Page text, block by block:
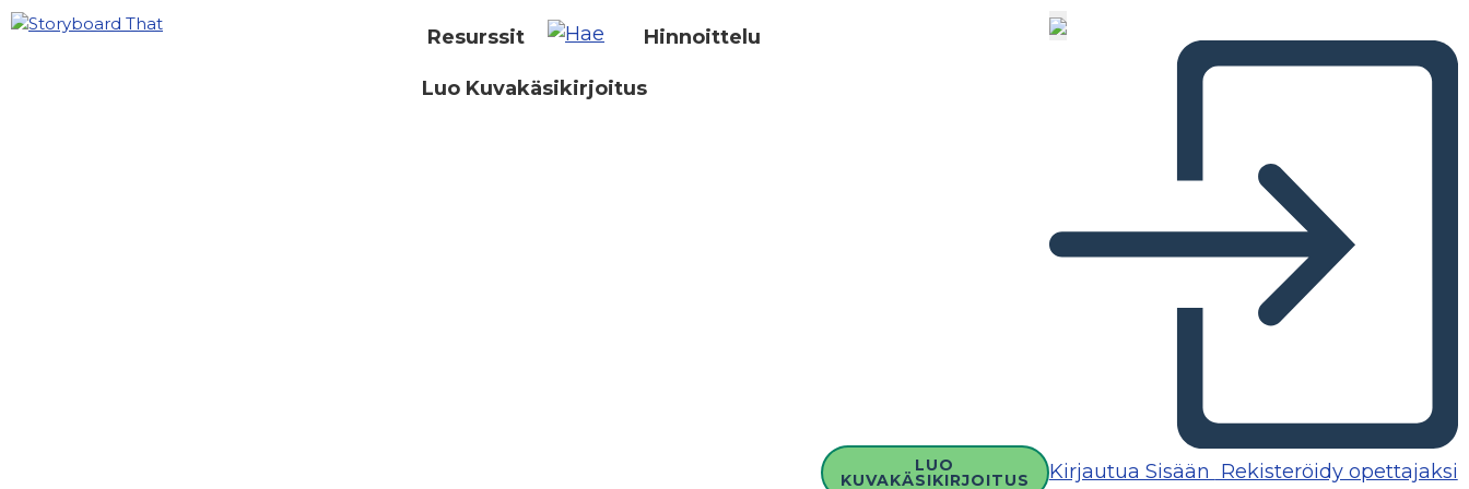
Resurssit Hinnoittelu
Luo Kuvakäsikirjoitus
LUO
KUVAKÄSIKIRJOITUS Kirjautua Sisään Rekisteröidy opettajaksi